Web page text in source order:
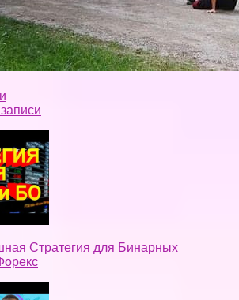
Стратегия для Бинарных